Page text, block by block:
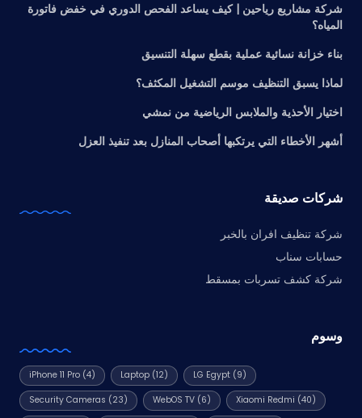
شركة مشاريع رياحين | كيف يساعد الفحص الدوري في خفض فاتورة
المياه؟
بناء خزانة نسائية عملية بقطع سهلة التنسيق
لماذا يسبق التنظيف موسم التشغيل المكثف؟
اختيار الأحذية والملابس الرياضية من نمشي
أشهر الأخطاء التي يرتكبها أصحاب المنازل بعد تنفيذ العزل
شركات صديقة
شركة تنظيف افران بالخبر
حسابات سناب
شركة كشف تسربات بمسقط
وسوم
iPhone 11 Pro (4) Laptop(12) LG Egypt(9)
Security Cameras (23) WebOS TV(6) Xiaomi Redmi (40)